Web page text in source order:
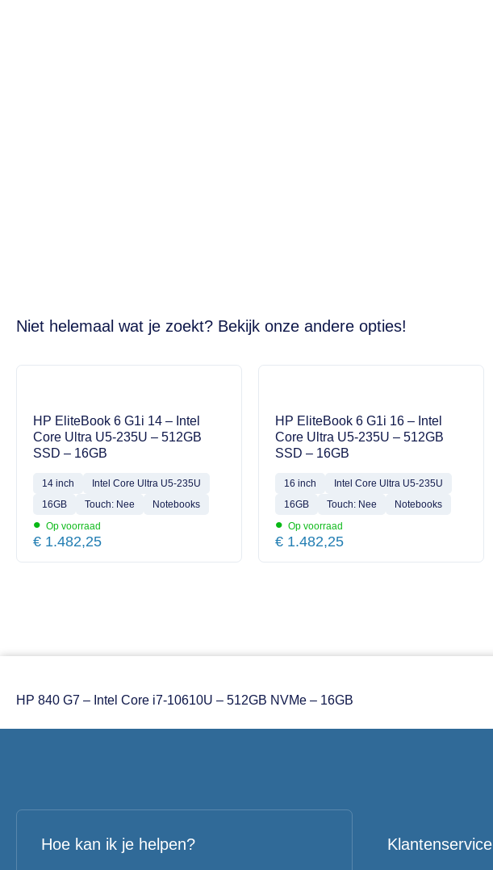
Niet helemaal wat je zoekt? Bekijk onze andere opties!
HP EliteBook 6 G1i 14 – Intel
Core Ultra U5-235U – 512GB
SSD – 16GB
14 inch
Intel Core Ultra U5-235U
16GB
Touch: Nee Notebooks
• Op voorraad
€ 1.482,25
HP EliteBook 6 G1i 16 – Intel
Core Ultra U5-235U – 512GB
SSD – 16GB
16 inch
Intel Core Ultra U5-235U
16GB
Touch: Nee Notebooks
• Op voorraad
€ 1.482,25
HP 840 G7 – Intel Core i7-10610U – 512GB NVMe – 16GB
Hoe kan ik je helpen? Klantenservice